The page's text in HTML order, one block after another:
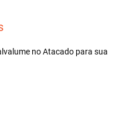
noAtacado para sua